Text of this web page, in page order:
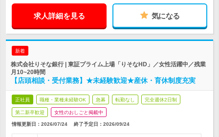
求人詳細を見る 気になる
新着
株式会社りそな銀行 | 東証プライム上場「りそなHD」／女性活躍中／残業
月10~20時間
【店頭相談・受付業務】★未経験歓迎★産休・育休制度充実
正社員 職種・業種未経験OK 急募 転勤なし 完全週休2日制
第二新卒歓迎 女性のおしごと掲載中
情報更新日：2026/07/24 終了予定日： 2026/09/24